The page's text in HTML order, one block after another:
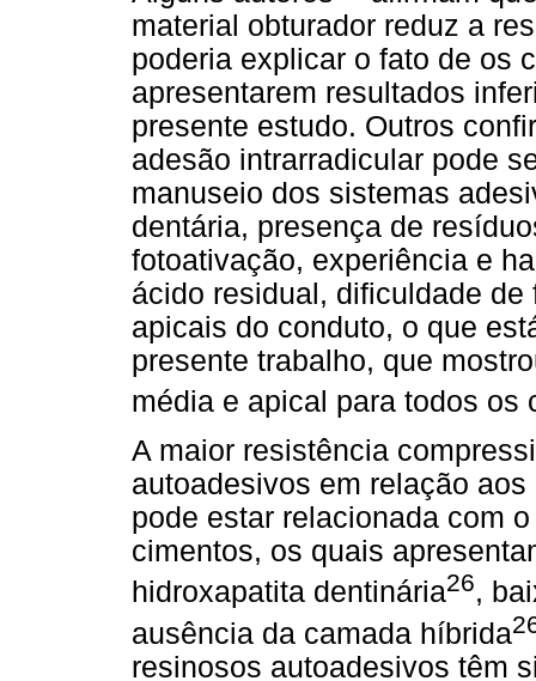
material obturador reduz a
poderia explicar o fato de os
apresentarem resultados
presente estudo. Outros
adesão intrarradicular pode
manuseio dos sistemas
dentária, presença de
fotoativação, experiência e
ácido residual, dificuldade
apicais do conduto, o que
presente trabalho, que
média e apical para todos
A maior resistência
autoadesivos em relação
pode estar relacionada com
cimentos, os quais
hidroxapatita dentinária26,
ausência da camada híbrida
resinosos autoadesivos têm